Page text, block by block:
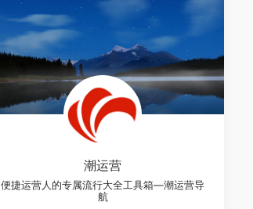
潮运营
便捷运营人的专属流行大全工具箱—潮运营导
航